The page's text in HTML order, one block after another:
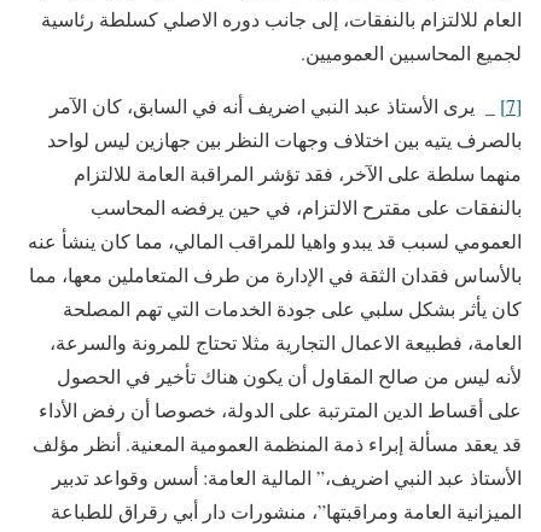
العام للالتزام بالنفقات، إلى جانب دوره الاصلي كسلطة رئاسية
لجميع المحاسبين العموميين.
[7]
_ يرى الأستاذ عبد النبي اضريف أنه في السابق، كان الآمر
بالصرف يتيه بين اختلاف وجهات النظر بين جهازين ليس لواحد
منهما سلطة على الآخر، فقد تؤشر المراقبة العامة للالتزام
بالنفقات على مقترح الالتزام، في حين يرفضه المحاسب
العمومي لسبب قد يبدو واهيا للمراقب المالي، مما كان ينشأ عنه
بالأساس فقدان الثقة في الإدارة من طرف المتعاملين معها، مما
كان يأثر بشكل سلبي على جودة الخدمات التي تهم المصلحة
العامة، فطبيعة الاعمال التجارية مثلا تحتاج للمرونة والسرعة،
لأنه ليس من صالح المقاول أن يكون هناك تأخير في الحصول
على أقساط الدين المترتبة على الدولة، خصوصا أن رفض الأداء
قد يعقد مسألة إبراء ذمة المنظمة العمومية المعنية. أنظر مؤلف
الأستاذ عبد النبي اضريف،” المالية العامة: أسس وقواعد تدبير
الميزانية العامة ومراقبتها”، منشورات دار أبي رقراق للطباعة